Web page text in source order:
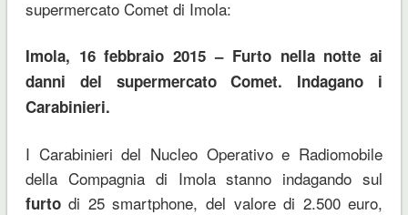
supermercato Comet di Imola:
Imola, 16 febbraio 2015 – Furto nella notte ai
danni del supermercato Comet. Indagano i
Carabinieri.
I Carabinieri del Nucleo Operativo e Radiomobile
della Compagnia di Imola stanno indagando sul
furtodi 25 smartphone, del valore di 2.500 euro,